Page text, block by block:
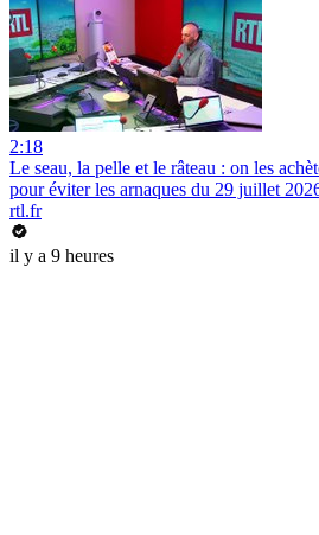
2:18
Le seau, la pelle et le râteau : on les
pour éviter les arnaques du 29 juillet
rtl.fr
il y a 9 heures